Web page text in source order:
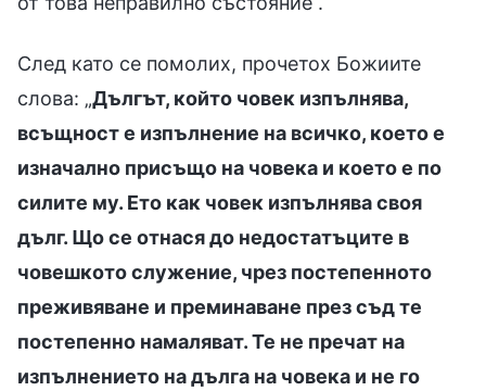
След като се помолих, прочетох Божиите
слова: „Дългът, който човек изпълнява,
всъщност е изпълнение на всичко, което е
изначално присъщо на човека и което е по
силите му. Ето как човек изпълнява своя
дълг. Що се отнася до недостатъците в
човешкото служение, чрез постепенното
преживяване и преминаване през съд те
постепенно намаляват. Те не пречат на
изпълнението на дълга на човека и не го